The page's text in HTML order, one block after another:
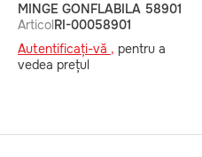
MINGE GONFLABILA 58901
ArticolRI-00058901
Autentificați-vă , pentru a
vedea prețul